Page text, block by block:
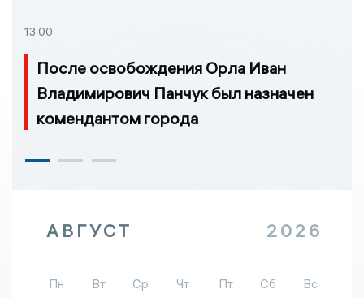
13:00
После освобождения Орла Иван
Владимирович Панчук был назначен
комендантом города
АВГУСТ 2026
Пн Вт Ср Чт Пт Сб
Вс